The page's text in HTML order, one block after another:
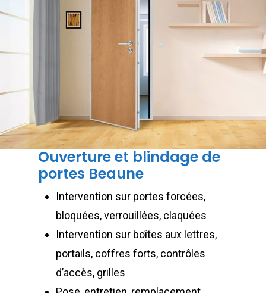
Ouverture et blindage de
portes Beaune
Intervention sur portes forcées,
bloquées, verrouillées, claquées
Intervention sur boîtes aux lettres,
portails, coffres forts, contrôles
d’accès, grilles